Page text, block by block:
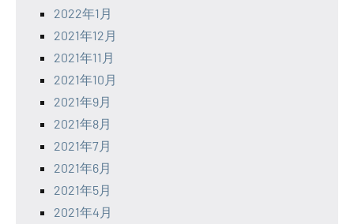
2022年1月
2021年12月
2021年11月
2021年10月
2021年9月
2021年8月
2021年7月
2021年6月
2021年5月
2021年4月